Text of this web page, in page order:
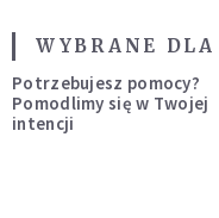
WYBRANE
Potrzebujesz pomocy?
Pomodlimy się w Twojej
intencji